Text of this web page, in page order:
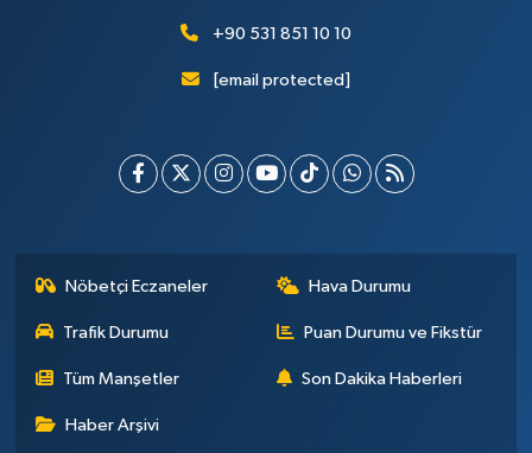
+90 531 851 10 10
[email protected]
Nöbetçi Eczaneler Hava Durumu
Trafik Durumu Puan Durumu ve Fikstür
Tüm Manşetler Son Dakika Haberleri
Haber Arşivi